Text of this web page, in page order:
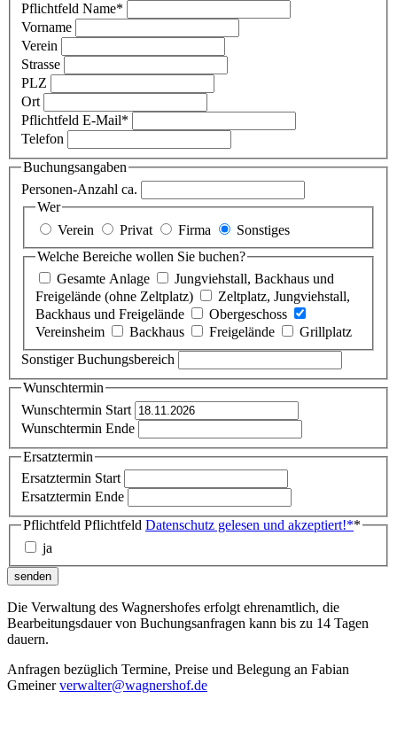
Pflichtfeld Name*
Vorname
Verein
Strasse
PLZ
Ort
Pflichtfeld E-Mail*
Telefon
Buchungsangaben
Personen-Anzahl ca.
Wer
Verein
Privat Firma
Sonstiges
Welche Bereiche wollen Sie buchen?
Gesamte Anlage
Jungviehstall, Backhaus und
Freigelände (ohne Zeltplatz)
Zeltplatz, Jungviehstall,
Backhaus und Freigelände
Obergeschoss
Vereinsheim
Backhaus Freigelände
Grillplatz
Sonstiger Buchungsbereich
Wunschtermin
Wunschtermin Start
Wunschtermin Ende
Ersatztermin
Ersatztermin Start
Ersatztermin Ende
Pflichtfeld Pflichtfeld Datenschutz gelesen und akzeptiert!**
ja
senden
Die Verwaltung des Wagnershofes erfolgt ehrenamtlich, die
Bearbeitungsdauer von Buchungsanfragen kann bis zu 14 Tagen
dauern.
Anfragen bezüglich Termine, Preise und Belegung an Fabian
Gmeinerverwalter@wagnershof.de